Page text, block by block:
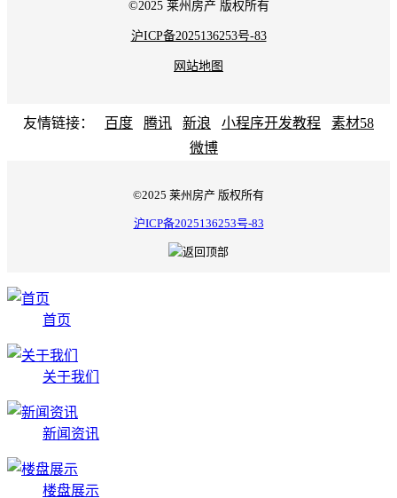
©2025 莱州房产 版权所有
沪ICP备2025136253号-83
网站地图
友情链接： 百度 腾讯 新浪 小程序开发教程
素材58
微博
©2025 莱州房产 版权所有
沪ICP备2025136253号-83
首页
关于我们
新闻资讯
楼盘展示